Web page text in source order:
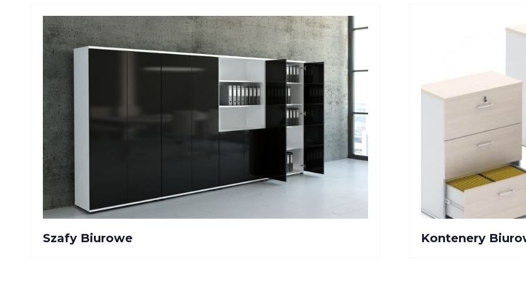
Szafy Biurowe Kontenery